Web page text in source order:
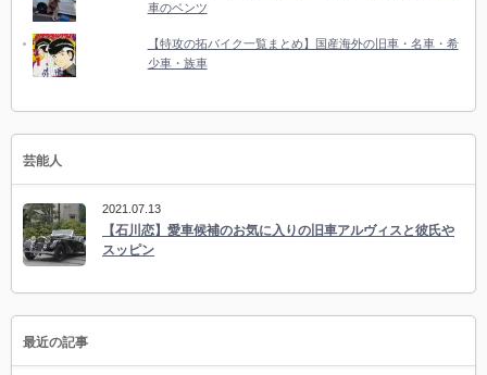
車のベンツ
【特攻の拓バイク一覧まとめ】国産海外の旧車・名車・希
少車・族車
芸能人
2021.07.13
【石川恋】愛車候補のお気に入りの旧車アルヴィスと彼氏や
スッピン
最近の記事